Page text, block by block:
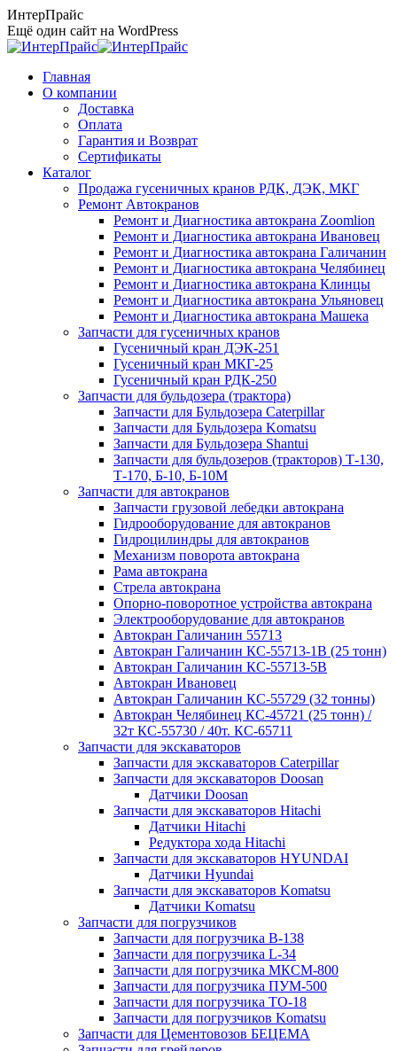
Перейти
к
содержанию
ИнтерПрайс
Ещё один сайт на WordPress
Главная
О компании
Доставка
Оплата
Гарантия и Возврат
Сертификаты
Каталог
Продажа гусеничных кранов РДК, ДЭК, МКГ
Ремонт Автокранов
Ремонт и Диагностика автокрана Zoomlion
Ремонт и Диагностика автокрана Ивановец
Ремонт и Диагностика автокрана Галичанин
Ремонт и Диагностика автокрана Челябинец
Ремонт и Диагностика автокрана Клинцы
Ремонт и Диагностика автокрана Ульяновец
Ремонт и Диагностика автокрана Машека
Запчасти для гусеничных кранов
Гусеничный кран ДЭК-251
Гусеничный кран МКГ-25
Гусеничный кран РДК-250
Запчасти для бульдозера (трактора)
Запчасти для Бульдозера Caterpillar
Запчасти для Бульдозера Komatsu
Запчасти для Бульдозера Shantui
Запчасти для бульдозеров (тракторов) Т-130,
Т-170, Б-10, Б-10М
Запчасти для автокранов
Запчасти грузовой лебедки автокрана
Гидрооборудование для автокранов
Гидроцилиндры для автокранов
Механизм поворота автокрана
Рама автокрана
Стрела автокрана
Опорно-поворотное устройства автокрана
Электрооборудование для автокранов
Автокран Галичанин 55713
Автокран Галичанин КС-55713-1В (25 тонн)
Автокран Галичанин КС-55713-5В
Автокран Ивановец
Автокран Галичанин КС-55729 (32 тонны)
Автокран Челябинец КС-45721 (25 тонн) /
32т КС-55730 / 40т. КС-65711
Запчасти для экскаваторов
Запчасти для экскаваторов Caterpillar
Запчасти для экскаваторов Doosan
Датчики Doosan
Запчасти для экскаваторов Hitachi
Датчики Hitachi
Редуктора хода Hitachi
Запчасти для экскаваторов HYUNDAI
Датчики Hyundai
Запчасти для экскаваторов Komatsu
Датчики Komatsu
Запчасти для погрузчиков
Запчасти для погрузчика B-138
Запчасти для погрузчика L-34
Запчасти для погрузчика МКСМ-800
Запчасти для погрузчика ПУМ-500
Запчасти для погрузчика ТО-18
Запчасти для погрузчиков Komatsu
Запчасти для Цементовозов БЕЦЕМА